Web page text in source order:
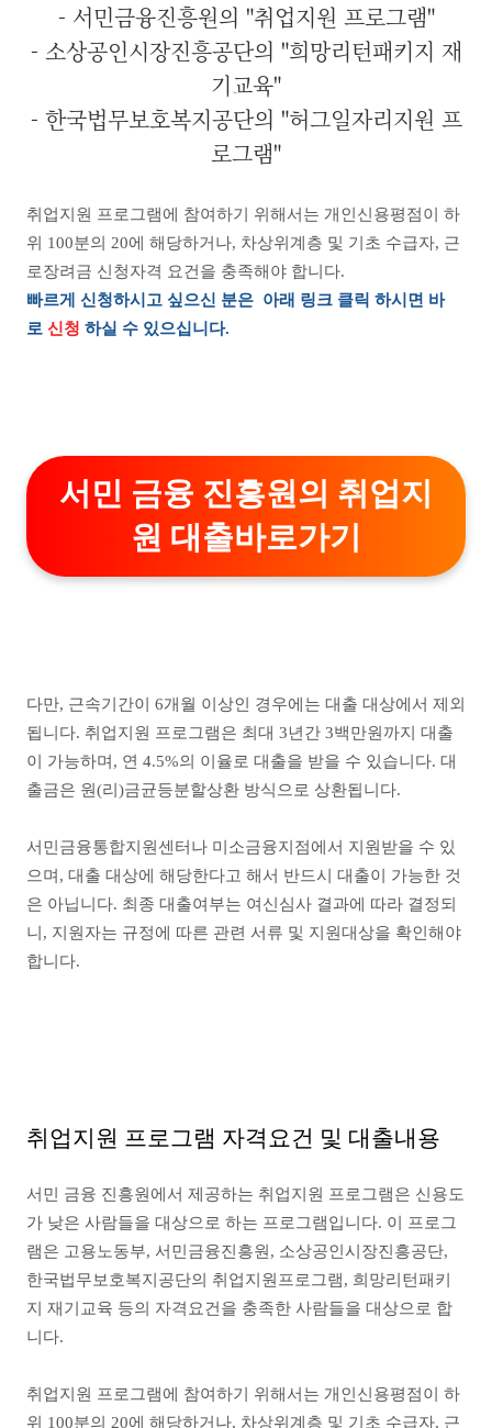
- 서민금융진흥원의 "취업지원 프로그램"
- 소상공인시장진흥공단의 "희망리턴패키지 재
기교육"
- 한국법무보호복지공단의 "허그일자리지원 프
로그램"
취업지원 프로그램에 참여하기 위해서는 개인신용평점이 하
위 100분의 20에 해당하거나, 차상위계층 및 기초 수급자, 근
로장려금 신청자격 요건을 충족해야 합니다.
빠르게 신청하시고 싶으신 분은 아래 링크 클릭 하시면 바
로 신청 하실 수 있으십니다.
서민 금융 진흥원의 취업지
원 대출바로가기
다만, 근속기간이 6개월 이상인 경우에는 대출 대상에서 제외
됩니다. 취업지원 프로그램은 최대 3년간 3백만원까지 대출
이 가능하며, 연 4.5%의 이율로 대출을 받을 수 있습니다. 대
출금은 원(리)금균등분할상환 방식으로 상환됩니다.
서민금융통합지원센터나 미소금융지점에서 지원받을 수 있
으며, 대출 대상에 해당한다고 해서 반드시 대출이 가능한 것
은 아닙니다. 최종 대출여부는 여신심사 결과에 따라 결정되
니, 지원자는 규정에 따른 관련 서류 및 지원대상을 확인해야
합니다.
취업지원 프로그램 자격요건 및 대출내용
서민 금융 진흥원에서 제공하는 취업지원 프로그램은 신용도
가 낮은 사람들을 대상으로 하는 프로그램입니다. 이 프로그
램은 고용노동부, 서민금융진흥원, 소상공인시장진흥공단,
한국법무보호복지공단의 취업지원프로그램, 희망리턴패키
지 재기교육 등의 자격요건을 충족한 사람들을 대상으로 합
니다.
취업지원 프로그램에 참여하기 위해서는 개인신용평점이 하
위 100분의 20에 해당하거나, 차상위계층 및 기초 수급자, 근